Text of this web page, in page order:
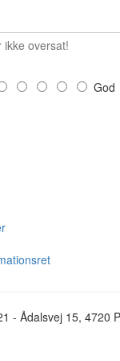
ikke oversat!
God
- Ådalsvej 15, 4720